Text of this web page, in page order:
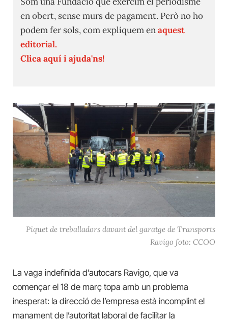
en obert, sense murs de pagament. Però no ho
podem fer sols, com expliquem enaquest
editorial.
Clica aquí i ajuda'ns!
Piquet de treballadors davant del garatge de Transports
Ravigo foto: CCOO
La vaga indefinida d’autocars Ravigo, que va
començar el 18 de març topa amb un problema
inesperat: la direcció de l’empresa està incomplint el
manament de l’autoritat laboral de facilitar la